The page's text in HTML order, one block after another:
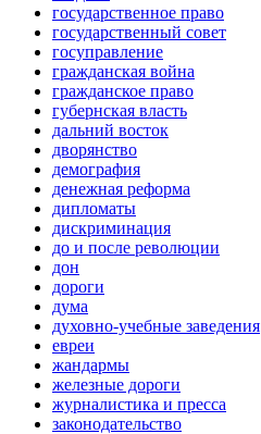
государственное право
государственный совет
госуправление
гражданская война
гражданское право
губернская власть
дальний восток
дворянство
демография
денежная реформа
дипломаты
дискриминация
до и после революции
дон
дороги
дума
духовно-учебные заведения
евреи
жандармы
железные дороги
журналистика и пресса
законодательство